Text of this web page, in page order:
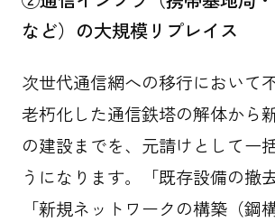
など）の大規模リプレイス
次世代通信網への移行において
老朽化した通信鉄塔の解体から
の建設までを、元請けとして一
うになります。「既存設備の撤
「新規ネットワークの構築（鋼